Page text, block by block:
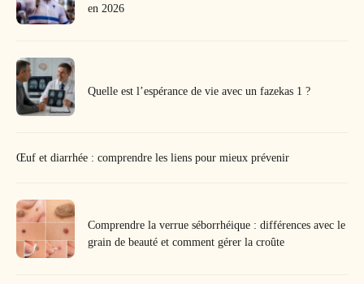
en 2026
Quelle est l’espérance de vie avec un fazekas 1 ?
Œuf et diarrhée : comprendre les liens pour mieux prévenir
Comprendre la verrue séborrhéique : différences avec le
grain de beauté et comment gérer la croûte